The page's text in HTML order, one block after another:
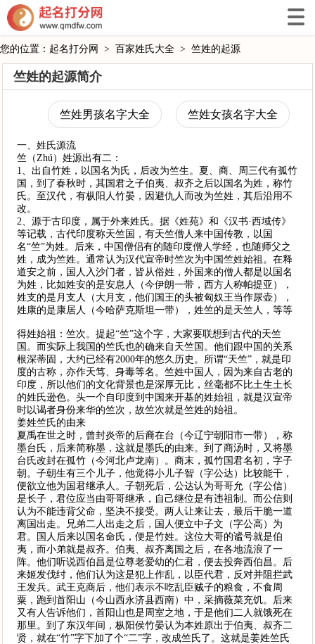
您的位置： 起名打分网 > 百家姓氏大全 > 竺姓的起源
竺姓的起源简介
竺姓男孩名字大全 竺姓女孩名字大全
一、姓氏源流
竺（Zhú）姓源出有二：
1、出自竹姓，以国名为氏，后改为竺生。夏、商、周三代有孤竹
国，到了春秋时，其国君之子伯夷、叔齐之后以国名为姓，称竹
氏。至汉代，有枞阳人竹晏，因避仇人而改为竺姓，其后沿用不
改。
2、源于古印度，属于外来姓氏。据《姓苑》和《汉书·西域传》
等记载，古代印度称天竺国，有天竺僧人来中国传教，以国
名“竺”为姓。后来，中国僧侣有的随印度僧人学经，也随师父之
姓，成为竺姓。通常认为汉代宣帝时竺次为中国竺姓始祖。在释
道安之前，国人入沙门者，皆从俗姓，外国来的僧人都是以国名
为姓，比如姓安的是安息人（今伊朗一带，西方人称帕提亚），
姓支的是月支人（大月支，他们国王的头被匈奴王当作尿壶），
姓康的是康居人（今哈萨克斯坦一带），姓竺的是天竺人，等等
得姓始祖：竺次。提起“竺”这个字，大家要联想到古代的天竺
国。而实际上我国的竺氏也的确来自天竺国。他们跟中国的关系
根深蒂固，大约已经有2000年的悠久历史。所谓“天竺”，就是印
度的古称，亦作天笃、身毒等名。竺姓中国人，因为来自古老的
印度，所以他们的文化背景也是深厚无比，丝毫都不比土生土长
的姓氏逊色。头一个自印度到中国来开基的姓始祖，就是汉宣帝
时以谒者身份来华的竺次，故竺次就是竺姓的始祖。
姜姓竺氏的由来
夏禹在世之时，曾封炎帝的后裔在台（今辽宁朝阳市一带），称
墨台氏，后来简称墨，这就是墨氏的由来。到了商汤时，又将墨
台氏改封在孤竹（今河北卢龙南）。商末，孤竹国君名初，字子
朝。子朝生有三个儿子，他觉得小儿子智（字公达）比较能干，
便欲立他为国君继承人。子朝死后，公达认为哥哥允（字公信）
是长子，君位应当由哥哥继承，自己继位是有违祖制。而公信则
认为不能违背父命，坚决不接受。两人让来让去，最后干脆一道
离国出走。兄弟二人出走之后，国人便立中子文（字公高）为
君。国人后来以国名命氏，便是竹姓。这位大哥的谧号就是伯
夷，而小弟就是叔齐。伯夷、叔齐离国之后，在各地流浪了一
阵。他们听说西伯昌是位尊老爱幼的仁君，便去投奔西伯昌。后
来姬发伐纣，他们认为这是犯上作乱，以臣代君，反对并阻拦武
王发兵。武王克商后，他们表示不吃乱臣贼子的粮食，不食周
粟，跑到首阳山（今山西永济县西南）中，采摘薇菜充饥。后来
又有人告诉他们，首阳山也是周室之地，于是他们二人就饿死在
那里。到了东汉年间，枞阳侯竹晏认为本姓原出于伯夷、叔齐二
贤，就在“竹”字下加了个“二”字，改成竺氏了。这就是姜姓竺氏